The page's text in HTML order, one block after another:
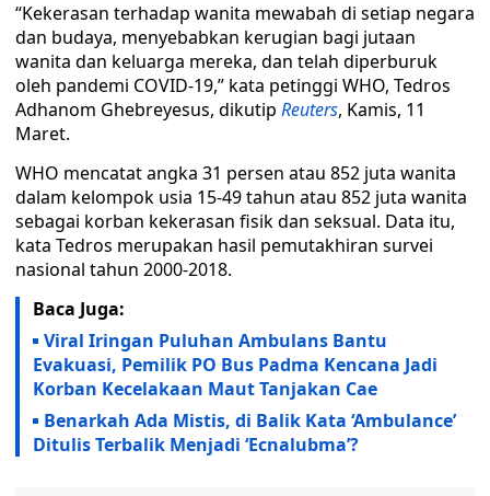
“Kekerasan terhadap wanita mewabah di setiap negara
dan budaya, menyebabkan kerugian bagi jutaan
wanita dan keluarga mereka, dan telah diperburuk
oleh pandemi COVID-19,” kata petinggi WHO, Tedros
Adhanom Ghebreyesus, dikutip Reuters, Kamis, 11
Maret.
WHO mencatat angka 31 persen atau 852 juta wanita
dalam kelompok usia 15-49 tahun atau 852 juta wanita
sebagai korban kekerasan fisik dan seksual. Data itu,
kata Tedros merupakan hasil pemutakhiran survei
nasional tahun 2000-2018.
Baca Juga:
Viral Iringan Puluhan Ambulans Bantu
Evakuasi, Pemilik PO Bus Padma Kencana Jadi
Korban Kecelakaan Maut Tanjakan Cae
Benarkah Ada Mistis, di Balik Kata ‘Ambulance’
Ditulis Terbalik Menjadi ‘Ecnalubma’?